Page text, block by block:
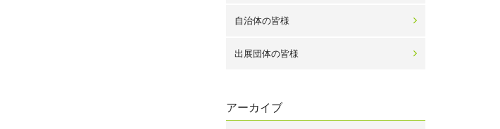
自治体の皆様
出展団体の皆様
アーカイブ